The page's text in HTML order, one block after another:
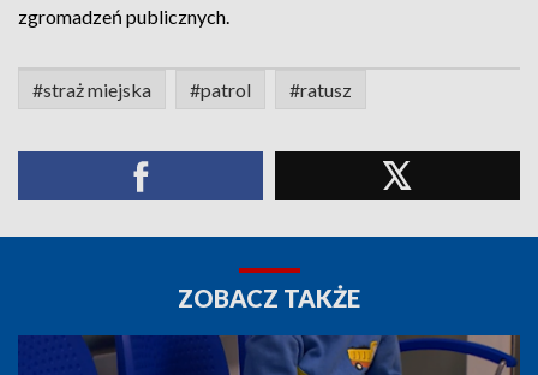
zgromadzeń publicznych.
#straż miejska #patrol #ratusz
ZOBACZ TAKŻE